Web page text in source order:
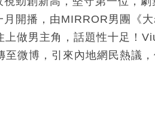
開播，由MIRROR男團《大
做男主角，話題性十足！
微博，引來內地網民熱議